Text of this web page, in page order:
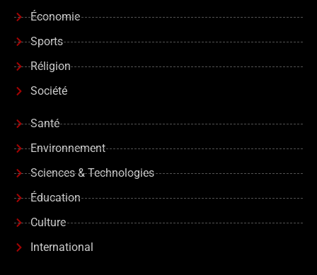
Économie
Sports
Réligion
Société
Santé
Environnement
Sciences & Technologies
Éducation
Culture
International